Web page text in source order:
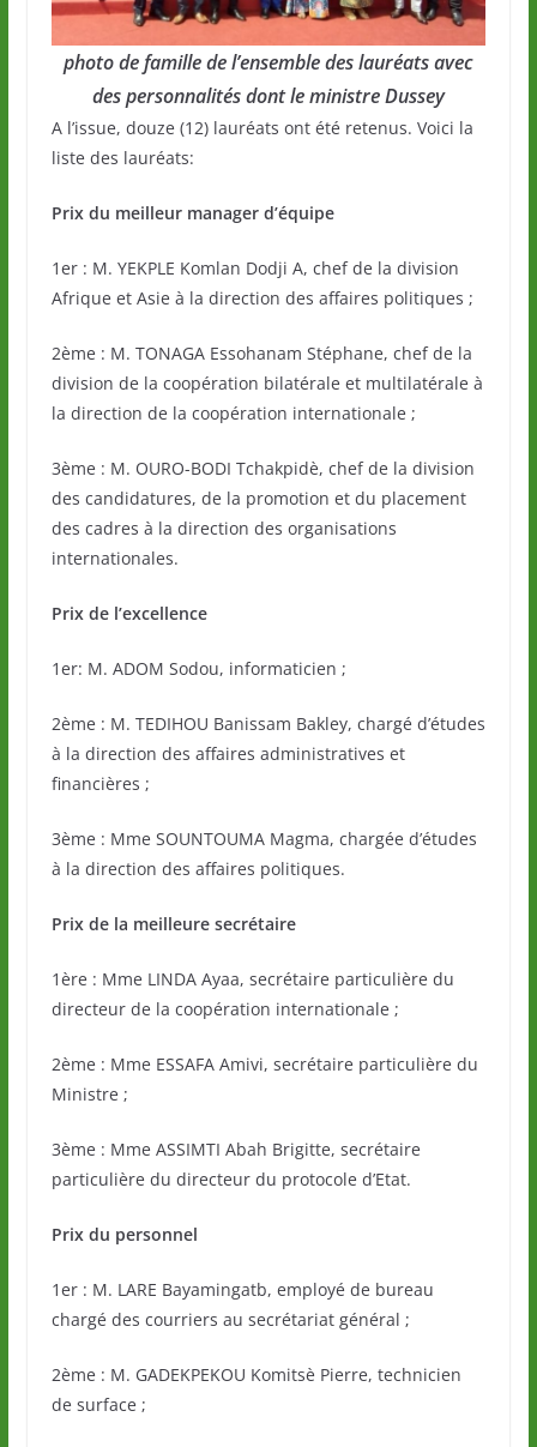
photo de famille de l’ensemble des lauréats avec
des personnalités dont le ministre Dussey
A l’issue, douze (12) lauréats ont été retenus. Voici la
liste des lauréats:
Prix du meilleur manager d’équipe
1er : M. YEKPLE Komlan Dodji A, chef de la division
Afrique et Asie à la direction des affaires politiques ;
2ème : M. TONAGA Essohanam Stéphane, chef de la
division de la coopération bilatérale et multilatérale à
la direction de la coopération internationale ;
3ème : M. OURO-BODI Tchakpidè, chef de la division
des candidatures, de la promotion et du placement
des cadres à la direction des organisations
internationales.
Prix de l’excellence
1er: M. ADOM Sodou, informaticien ;
2ème : M. TEDIHOU Banissam Bakley, chargé d’études
à la direction des affaires administratives et
financières ;
3ème : Mme SOUNTOUMA Magma, chargée d’études
à la direction des affaires politiques.
Prix de la meilleure secrétaire
1ère : Mme LINDA Ayaa, secrétaire particulière du
directeur de la coopération internationale ;
2ème : Mme ESSAFA Amivi, secrétaire particulière du
Ministre ;
3ème : Mme ASSIMTI Abah Brigitte, secrétaire
particulière du directeur du protocole d’Etat.
Prix du personnel
1er : M. LARE Bayamingatb, employé de bureau
chargé des courriers au secrétariat général ;
2ème : M. GADEKPEKOU Komitsè Pierre, technicien
de surface ;